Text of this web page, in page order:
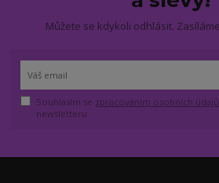
Můžete se kdykoli odhlásit.
Souhlasím se zpracováním osobních údajů
newsletteru.